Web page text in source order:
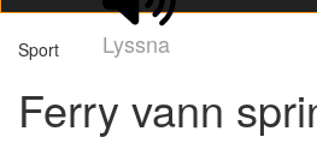
Lyssna
Sport
Ferry vann